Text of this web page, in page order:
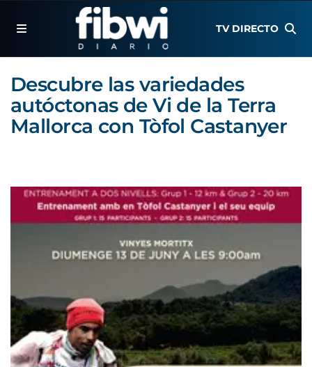
TV DIRECTO
Descubre las variedades
autóctonas de Vi de la Terra
Mallorca con Tòfol Castanyer